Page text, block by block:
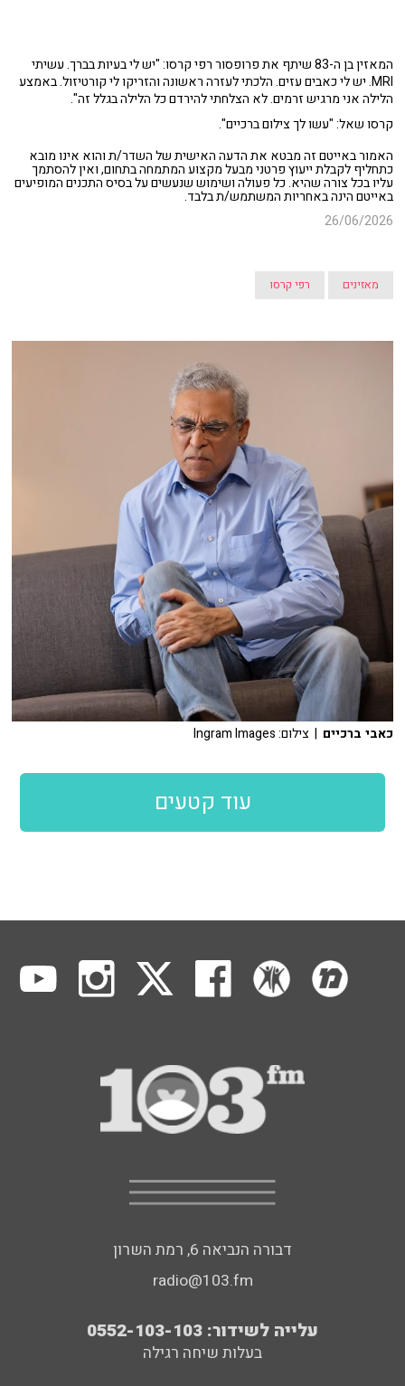
המאזין בן ה-83 שיתף את פרופסור רפי קרסו: "יש לי בעיות בברך. עשיתי
MRI. יש לי כאבים עזים. הלכתי לעזרה ראשונה והזריקו לי קורטיזול. באמצע
הלילה אני מרגיש זרמים. לא הצלחתי להירדם כל הלילה בגלל זה".
קרסו שאל: "עשו לך צילום ברכיים".
האמור באייטם זה מבטא את הדעה האישית של השדר/ת והוא אינו מובא
כתחליף לקבלת ייעוץ פרטני מבעל מקצוע המתמחה בתחום, ואין להסתמך
עליו בכל צורה שהיא. כל פעולה ושימוש שנעשים על בסיס התכנים המופיעים
באייטם הינה באחריות המשתמש/ת בלבד.
26/06/2026
מאזינים רפי קרסו
כאבי ברכיים | צילום: Ingram Images
עוד קטעים
דבורה הנביאה 6, רמת השרון
radio@103.fm
עלייה לשידור: 0552-103-103
בעלות שיחה רגילה